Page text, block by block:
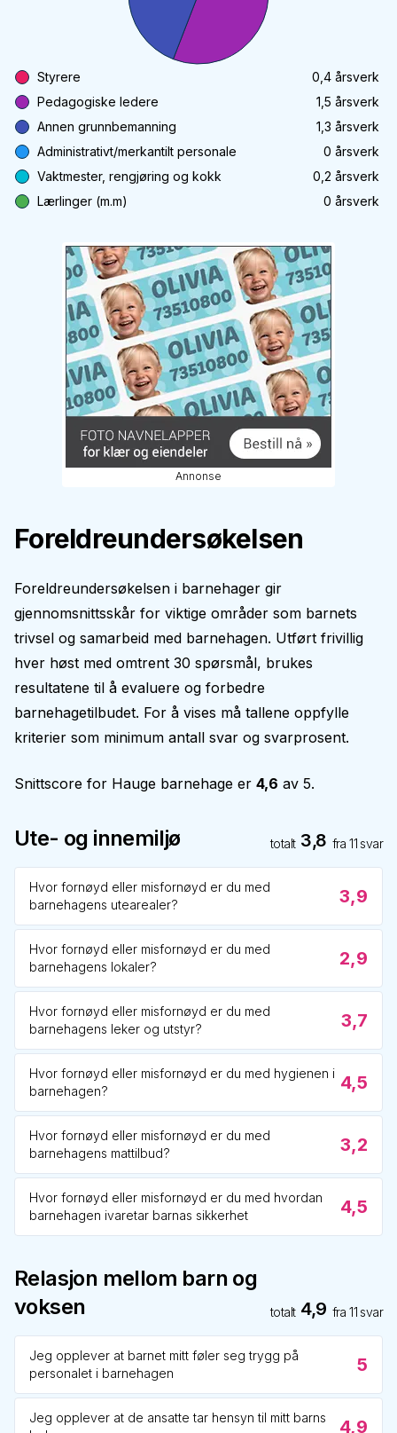
Styrere 0,4 årsverk
Pedagogiske ledere
1,5 årsverk
Annen grunnbemanning
1,3 årsverk
Administrativt/merkantilt personale
0 årsverk
Vaktmester, rengjøring og kokk
0,2 årsverk
Lærlinger (m.m)
0 årsverk
Annonse
Foreldreundersøkelsen
Foreldreundersøkelsen i barnehager gir
gjennomsnittsskår for viktige områder som barnets
trivsel og samarbeid med barnehagen. Utført frivillig
hver høst med omtrent 30 spørsmål, brukes
resultatene til å evaluere og forbedre
barnehagetilbudet. For å vises må tallene oppfylle
kriterier som minimum antall svar og svarprosent.
Snittscore for Hauge barnehage er 4,6 av 5.
Ute- og innemiljø totalt 3,8 fra11 svar
Hvor fornøyd eller misfornøyd er du med
barnehagens utearealer?
3,9
Hvor fornøyd eller misfornøyd er du med
barnehagens lokaler?
2,9
Hvor fornøyd eller misfornøyd er du med
barnehagens leker og utstyr?
3,7
Hvor fornøyd eller misfornøyd er du med hygienen i
barnehagen?
4,5
Hvor fornøyd eller misfornøyd er du med
barnehagens mattilbud?
3,2
Hvor fornøyd eller misfornøyd er du med hvordan
barnehagen ivaretar barnas sikkerhet
4,5
Relasjon mellom barn og
voksen
totalt 4,9 fra11 svar
Jeg opplever at barnet mitt føler seg trygg på
personalet i barnehagen
5
Jeg opplever at de ansatte tar hensyn til mitt barns
4,9